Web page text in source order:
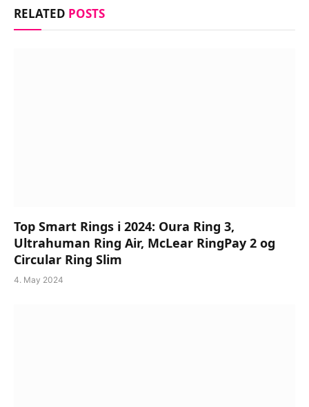
RELATED POSTS
Top Smart Rings i 2024: Oura Ring 3,
Ultrahuman Ring Air, McLear RingPay 2 og
Circular Ring Slim
4. May 2024